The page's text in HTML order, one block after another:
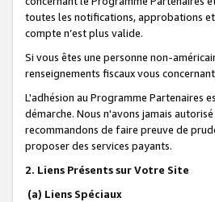
toutes les notifications, approbations et
compte n’est plus valide.
Si vous êtes une personne non-
renseignements fiscaux vous
L'adhésion au Programme Partenaires
démarche. Nous n'avons jamais
recommandons de faire preuve de
proposer des services payants.
2. Liens Présents sur Votre Site
(a) Liens Spéciaux